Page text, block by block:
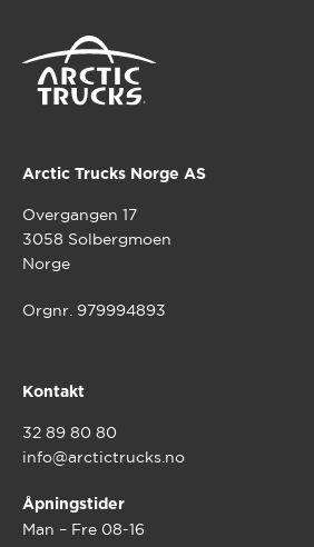
Arctic Trucks Norge AS
Overgangen 17
3058 Solbergmoen
Norge
Orgnr. 979994893
Kontakt
32 89 80 80
info@arctictrucks.no
Åpningstider
Man – Fre 08-16